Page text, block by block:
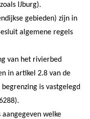
IJburg).
gebieden) zijn in
algemene regels
van het rivierbed
in artikel 2.8 van de
is vastgelegd
welke